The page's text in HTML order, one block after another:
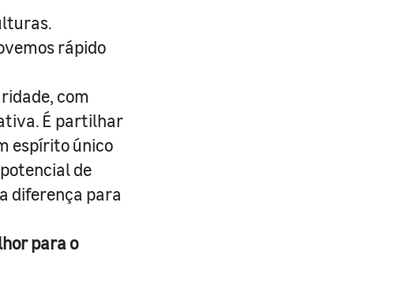
rápido
com
É partilhar
espírito único
de
diferença para
para o